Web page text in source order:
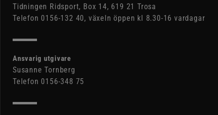
Tidningen Ridsport, Box 14, 619 21 Trosa
Telefon 0156-132 40, växeln öppen kl 8.30-16 vardagar
Ansvarig utgivare
Susanne Tornberg
Telefon 0156-348 75